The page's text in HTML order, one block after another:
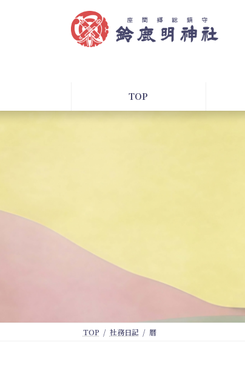
ッ
移
TOP
TOP 社務日記 暦